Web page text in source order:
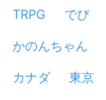
TRPG
でび
かのんちゃん
カナダ
東京